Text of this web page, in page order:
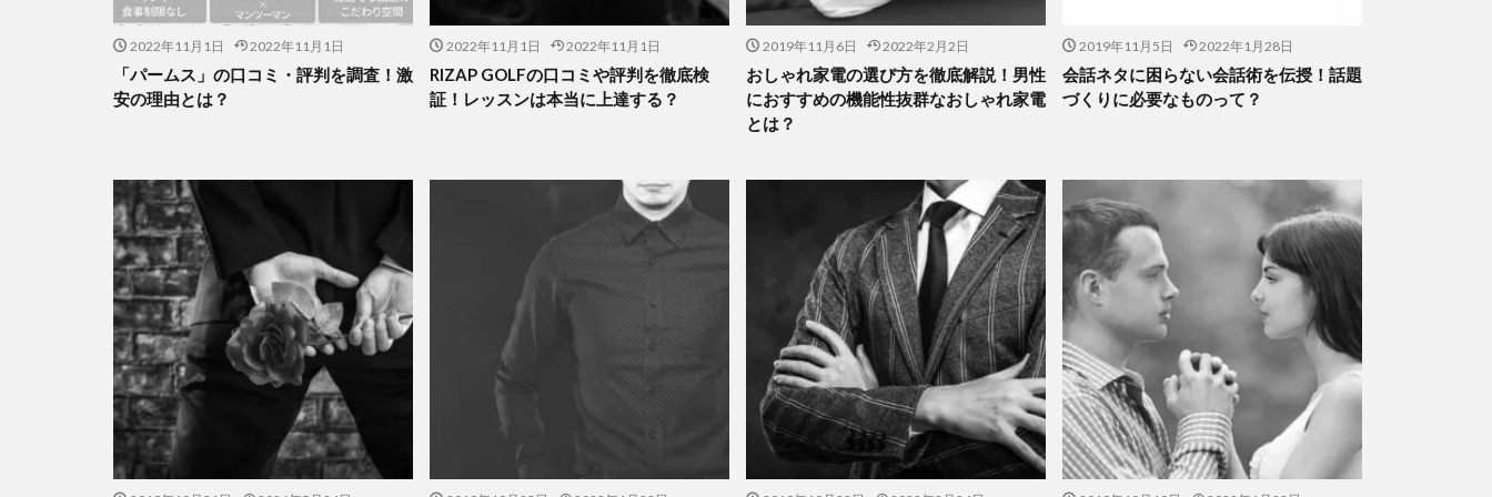
2022年11月1日 2022年11月1日
「パームス」の口コミ・評判を調査！激
安の理由とは？
2022年11月1日 2022年11月1日
RIZAP GOLFの口コミや評判を徹底検
証！レッスンは本当に上達する？
2019年11月6日 2022年2月2日
おしゃれ家電の選び方を徹底解説！男性
におすすめの機能性抜群なおしゃれ家電
とは？
2019年11月5日 2022年1月28日
会話ネタに困らない会話術を伝授！話題
づくりに必要なものって？